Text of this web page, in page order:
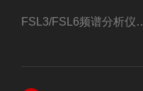
FSL3/FSL6频谱分析